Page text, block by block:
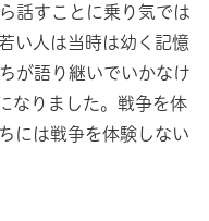
話すことに乗り気では
い人は当時は幼く記憶
が語り継いでいかなけ
なりました。戦争を体
には戦争を体験しない